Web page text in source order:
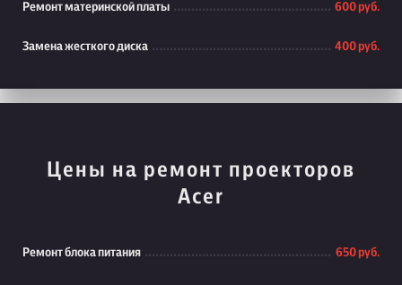
Ремонт материнской платы 600 руб.
Замена жесткого диска 400 руб.
Цены на ремонт проекторов
Acer
Ремонт блока питания 650 руб.